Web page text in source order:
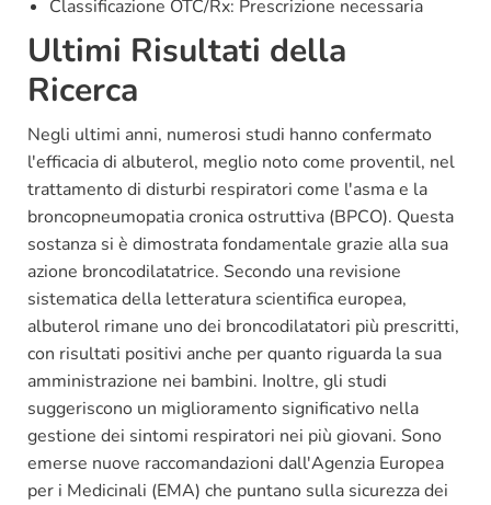
Classificazione OTC/Rx: Prescrizione necessaria
Ultimi Risultati della
Ricerca
Negli ultimi anni, numerosi studi hanno confermato
l'efficacia di albuterol, meglio noto come proventil, nel
trattamento di disturbi respiratori come l'asma e la
broncopneumopatia cronica ostruttiva (BPCO). Questa
sostanza si è dimostrata fondamentale grazie alla sua
azione broncodilatatrice. Secondo una revisione
sistematica della letteratura scientifica europea,
albuterol rimane uno dei broncodilatatori più prescritti,
con risultati positivi anche per quanto riguarda la sua
amministrazione nei bambini. Inoltre, gli studi
suggeriscono un miglioramento significativo nella
gestione dei sintomi respiratori nei più giovani. Sono
emerse nuove raccomandazioni dall'Agenzia Europea
per i Medicinali (EMA) che puntano sulla sicurezza dei